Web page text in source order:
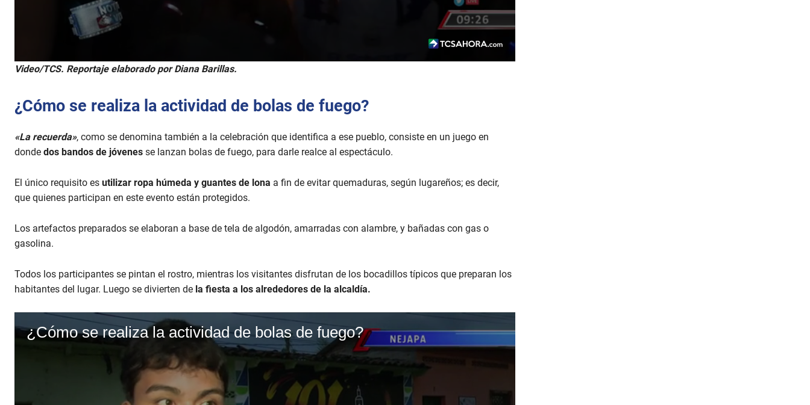
Video/TCS. Reportaje elaborado por Diana Barillas.
¿Cómo se realiza la actividad de bolas de fuego?
«La recuerda», como se denomina también a la celebración que identifica a ese pueblo, consiste en un juego en
donde dos bandos de jóvenes se lanzan bolas de fuego, para darle realce al espectáculo.
El único requisito es utilizar ropa húmeda y guantes de lona a fin de evitar quemaduras, según lugareños; es decir,
que quienes participan en este evento están protegidos.
Los artefactos preparados se elaboran a base de tela de algodón, amarradas con alambre, y bañadas con gas o
gasolina.
Todos los participantes se pintan el rostro, mientras los visitantes disfrutan de los bocadillos típicos que preparan los
habitantes del lugar. Luego se divierten de la fiesta a los alrededores de la alcaldía.